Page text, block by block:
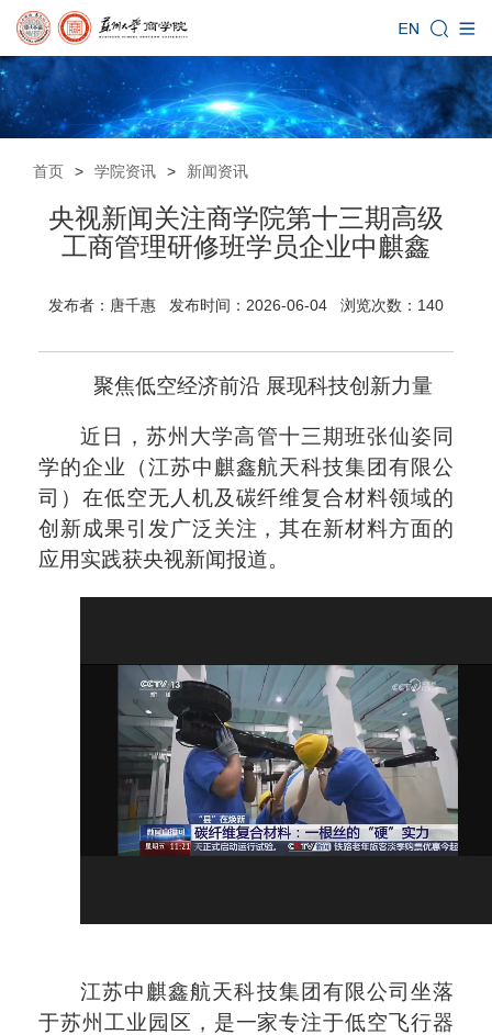
首页 > 学院资讯 > 新闻资讯
央视新闻关注商学院第十三期高级
工商管理研修班学员企业中麒鑫
发布者：唐千惠 发布时间：2026-06-04 浏览次数： 140
聚焦低空经济前沿 展现科技创新力量
近日，苏州大学高管十三期班张仙姿同
学的企业（江苏中麒鑫航天科技集团有限公
司）在低空无人机及碳纤维复合材料领域的
创新成果引发广泛关注，其在新材料方面的
应用实践获央视新闻报道。
江苏中麒鑫航天科技集团有限公司坐落
于苏州工业园区，是一家专注于低空飞行器